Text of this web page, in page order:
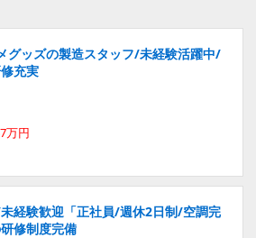
グッズの製造スタッフ/未経験活躍中/
充実
万円
経験歓迎「正社員/週休2日制/空調完
修制度完備